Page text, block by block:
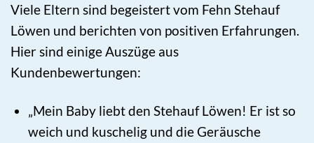
Viele Eltern sind begeistert vom Fehn Stehauf
Löwen und berichten von positiven Erfahrungen.
Hier sind einige Auszüge aus
Kundenbewertungen:
„Mein Baby liebt den Stehauf Löwen! Er ist so
weich und kuschelig und die Geräusche